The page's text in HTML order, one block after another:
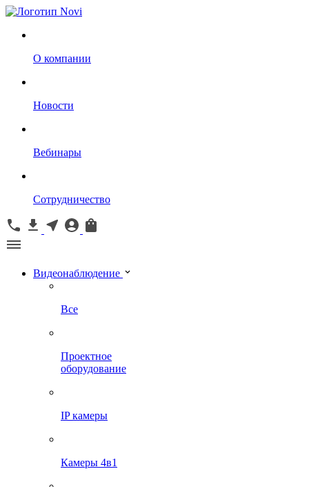
О компании
Новости
Вебинары
Сотрудничество
Видеонаблюдение
Все
Проектное
оборудование
IP камеры
Камеры 4в1